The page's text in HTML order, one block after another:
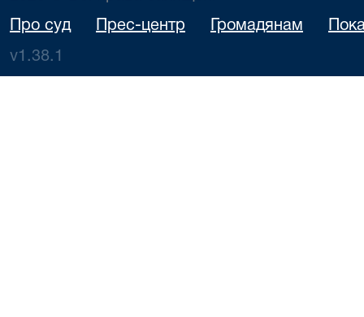
Про суд Прес-центр Громадянам
v1.38.1